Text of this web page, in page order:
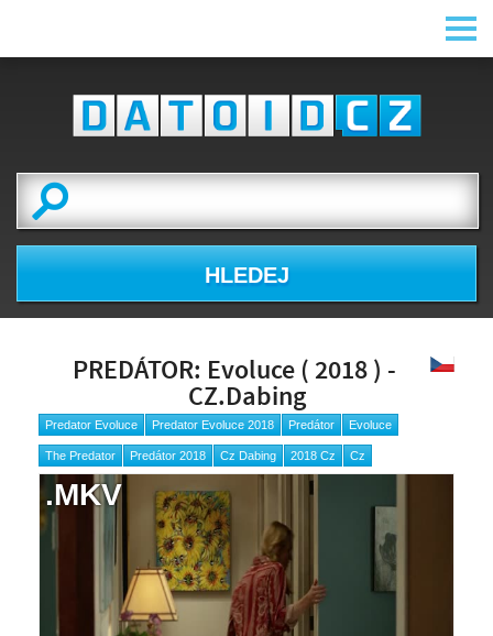
HLEDEJ
PREDÁTOR: Evoluce ( 2018 ) -
CZ.Dabing
Predator Evoluce Predator Evoluce 2018 Predátor Evoluce
The Predator Predátor 2018 Cz Dabing 2018 Cz Cz
NÁHLED VIDEA
NENÍ K DISPOZICI
.MKV